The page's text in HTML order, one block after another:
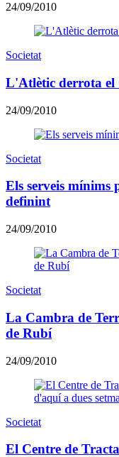
24/09/2010
Societat
L'Atlètic derrota el
24/09/2010
Societat
Els serveis mínims
definint
24/09/2010
Societat
La Cambra de
de Rubí
24/09/2010
Societat
El Centre de